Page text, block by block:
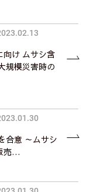
向け ムサシ含
規模災害時の
合意 ～ムサシ
売…